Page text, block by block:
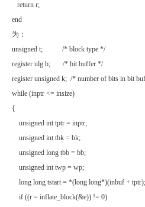
return r;
end
为：
unsigned t; /* block type */
register ulg b; /* bit buffer */
register unsigned k; /* number of bits in bit
while (inptr <= insize)
{
unsigned int tptr = inptr;
unsigned int tbk = bk;
unsigned long tbb = bb;
unsigned int twp = wp;
long long tstart = *(long long*)(inbuf + tptr);
if ((r = inflate_block(&e)) != 0)